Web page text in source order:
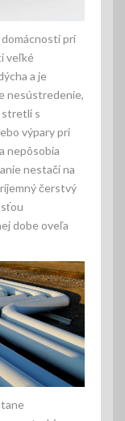
domácnosti pri
veľké
a je
nesústredenie,
stretli s
výpary pri
nepôsobia
nestačí na
čerstvý
dobe oveľa